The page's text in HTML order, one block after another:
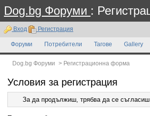
Dog.bg Форуми :
Вход Регистрация
Форуми Потребители Тагове Gallery
Dog.bg Форуми > Регистрационна форма
Условия за регистрация
За да продължиш, трябва да се